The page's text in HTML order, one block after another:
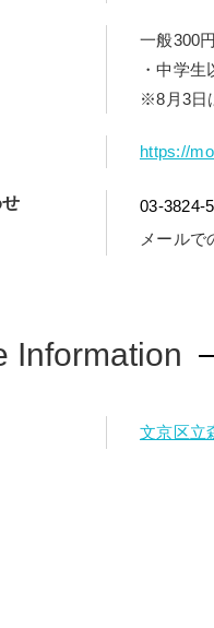
一般300
・中学
※8月3日
https://
03-3824-
メールで
Information
文京区